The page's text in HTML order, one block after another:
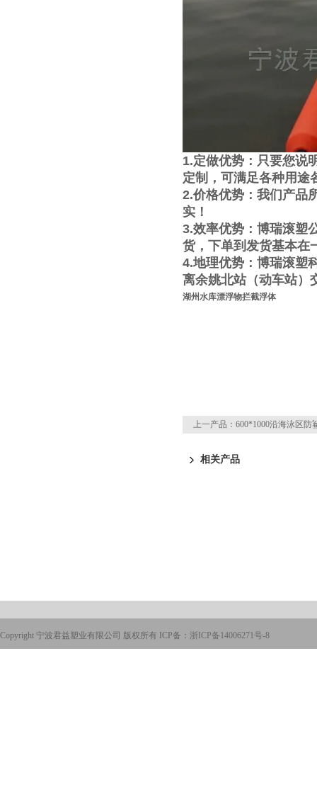
1.定做优势：只要您说
定制，可满足各种用途
2.价格优势：我们产品
实！
3.效率优势： 博瑞滚塑
货，下单到发货基本在
4.地理优势： 博瑞滚塑
离余姚北站（动车站）
湖州水库漂浮物拦截浮体
上一产品： 600*1000沿海泳区防
相关产品
Copyright 宁波君益塑业有限公司 版权所有 ICP备： 浙ICP备14006271号-8